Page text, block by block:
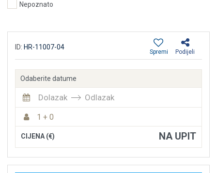
Nepoznato
ID: HR-11007-04
Podijeli
Spremi
Odaberite datume
Dolazak Odlazak
1 + 0
CIJENA (€) NA UPIT